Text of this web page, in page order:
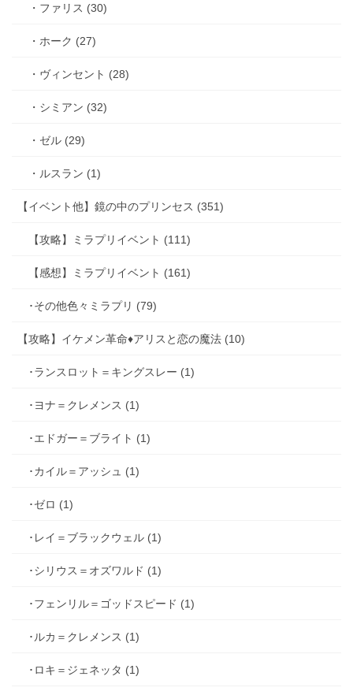
・ファリス (30)
・ホーク (27)
・ヴィンセント (28)
・シミアン (32)
・ゼル (29)
・ルスラン (1)
【イベント他】鏡の中のプリンセス (351)
【攻略】ミラプリイベント (111)
【感想】ミラプリイベント (161)
･その他色々ミラプリ (79)
【攻略】イケメン革命♦アリスと恋の魔法 (10)
･ランスロット＝キングスレー (1)
･ヨナ＝クレメンス (1)
･エドガー＝ブライト (1)
･カイル＝アッシュ (1)
･ゼロ (1)
･レイ＝ブラックウェル (1)
･シリウス＝オズワルド (1)
･フェンリル＝ゴッドスピード (1)
･ルカ＝クレメンス (1)
･ロキ＝ジェネッタ (1)